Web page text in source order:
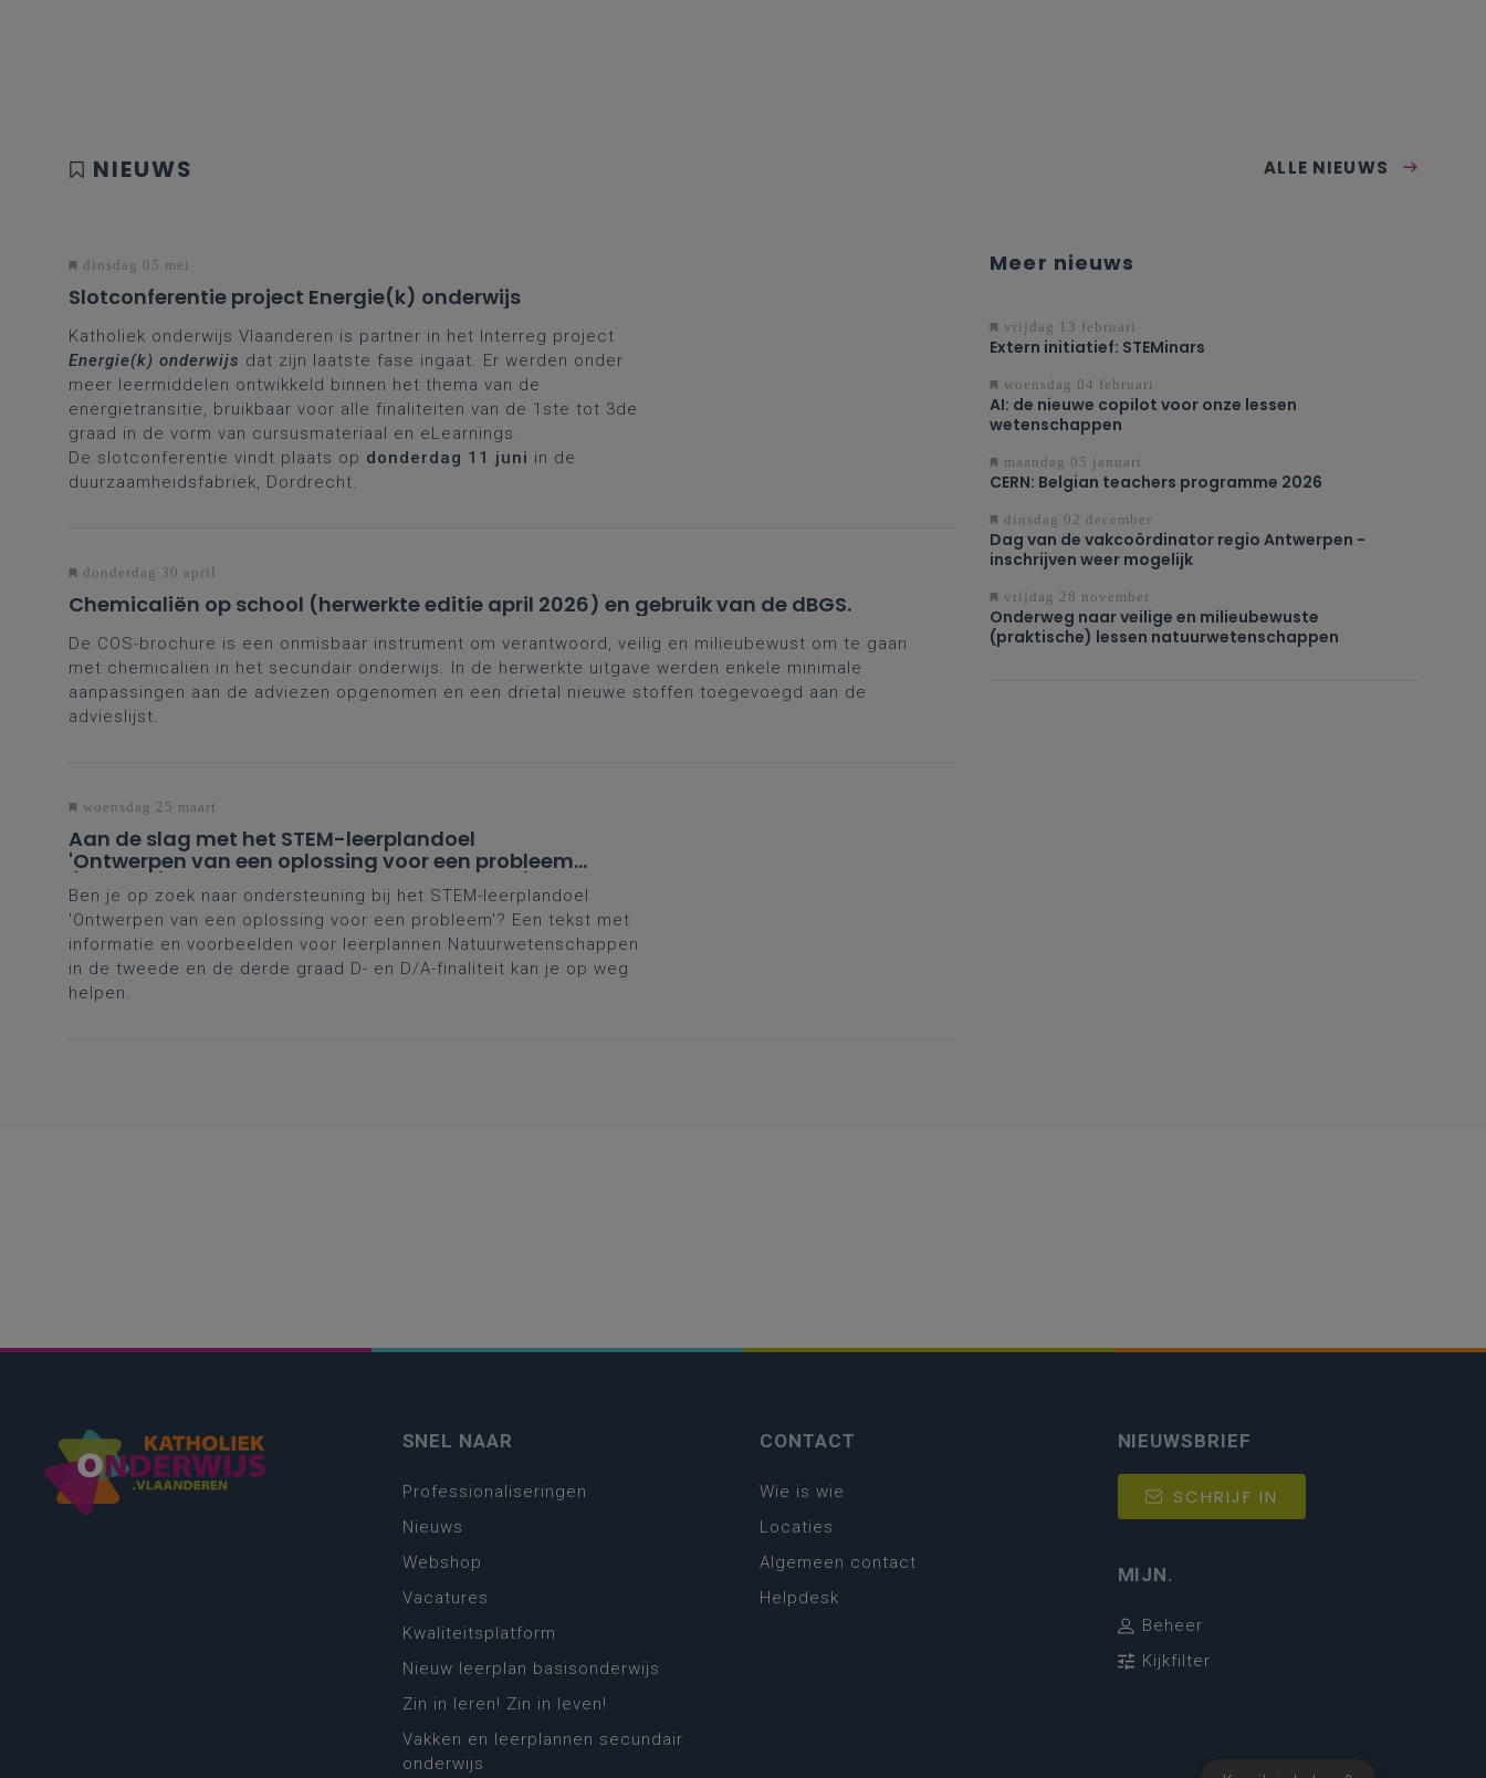
NIEUWS ALLE NIEUWS
dinsdag 05 mei
Slotconferentie project Energie(k) onderwijs
Katholiek onderwijs Vlaanderen is partner in het Interreg project
Energie(k) onderwijs dat zijn laatste fase ingaat. Er werden onder
meer leermiddelen ontwikkeld binnen het thema van de
energietransitie, bruikbaar voor alle finaliteiten van de 1ste tot 3de
graad in de vorm van cursusmateriaal en eLearnings.
De slotconferentie vindt plaats op donderdag 11 juni in de
duurzaamheidsfabriek, Dordrecht.
donderdag 30 april
Chemicaliën op school (herwerkte editie april 2026) en gebruik van de dBGS.
De COS-brochure is een onmisbaar instrument om verantwoord, veilig en milieubewust om te gaan
met chemicaliën in het secundair onderwijs. In de herwerkte uitgave werden enkele minimale
aanpassingen aan de adviezen opgenomen en een drietal nieuwe stoffen toegevoegd aan de
advieslijst.
woensdag 25 maart
Aan de slag met het STEM-leerplandoel
'Ontwerpen van een oplossing voor een probleem'
(D- en D/A-finaliteit tweede en derde graad)
Ben je op zoek naar ondersteuning bij het STEM-leerplandoel
'Ontwerpen van een oplossing voor een probleem'? Een tekst met
informatie en voorbeelden voor leerplannen Natuurwetenschappen
in de tweede en de derde graad D- en D/A-finaliteit kan je op weg
helpen.
Meer nieuws
vrijdag 13 februari
Extern initiatief: STEMinars
woensdag 04 februari
AI: de nieuwe copilot voor onze lessen
wetenschappen
maandag 05 januari
CERN: Belgian teachers programme 2026
dinsdag 02 december
Dag van de vakcoördinator regio Antwerpen -
inschrijven weer mogelijk
vrijdag 28 november
Onderweg naar veilige en milieubewuste
(praktische) lessen natuurwetenschappen
SNEL NAAR
Professionaliseringen
Nieuws
Webshop
Vacatures
Kwaliteitsplatform
Nieuw leerplan basisonderwijs
Zin in leren! Zin in leven!
Vakken en leerplannen secundair
onderwijs
CONTACT
Wie is wie
Locaties
Algemeen contact
Helpdesk
NIEUWSBRIEF
SCHRIJF IN
MIJN.
Beheer
Kijkfilter